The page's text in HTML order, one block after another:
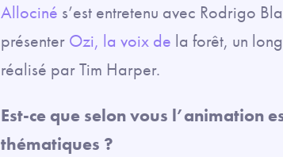
Allociné s’est entretenu avec Rodrigo
présenter Ozi, la voix de la forêt, un
réalisé par Tim Harper.
Est-ce que selon vous l’animation
thématiques ?